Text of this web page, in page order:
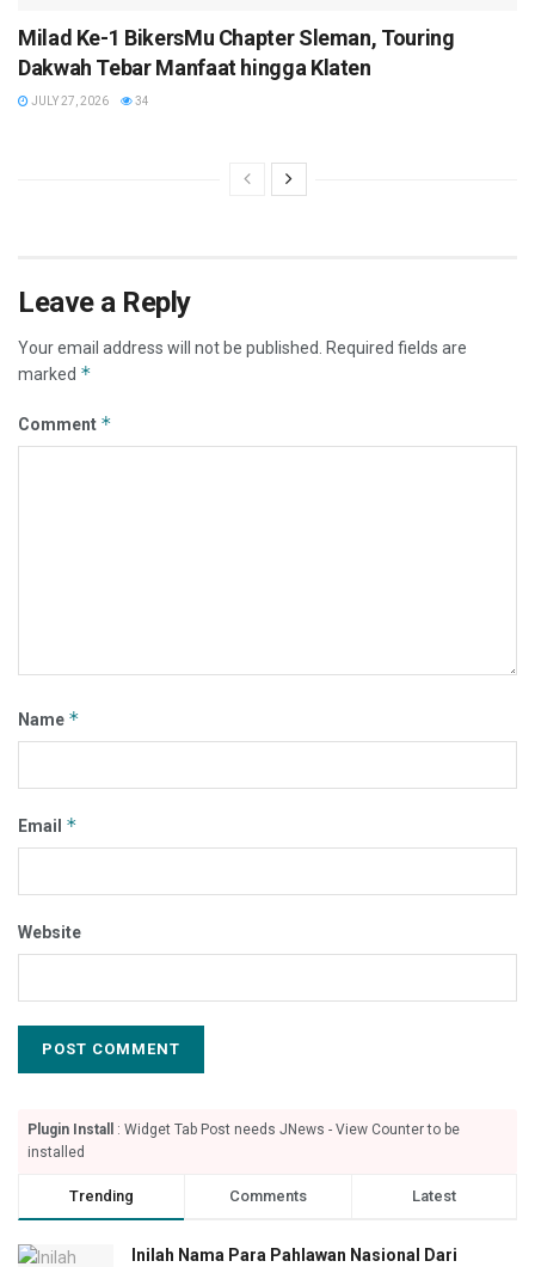
Milad Ke-1 BikersMu Chapter Sleman, Touring
Dakwah Tebar Manfaat hingga Klaten
JULY 27, 2026 34
Leave a Reply
Your email address will not be published. Required fields are
marked *
Comment *
Name *
Email *
Website
Plugin Install
: Widget Tab Post needs JNews - View Counter to be
installed
Trending Comments Latest
Inilah Nama Para Pahlawan Nasional Dari